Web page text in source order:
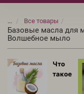
... Все товары
Базовые масла для
Волшебное мыло
Что
такое